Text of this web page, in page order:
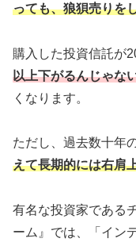
っても、狼狽売りを
購入した投資信託が
以上下がるんじゃな
くなります。
ただし、過去数十年
えて長期的には右肩
有名な投資家である
ーム』では、「イン